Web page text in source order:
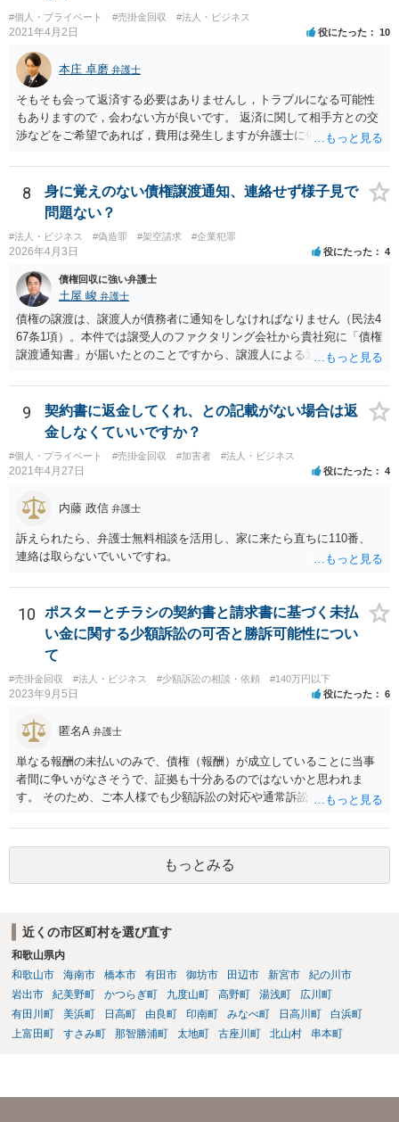
#個人・プライベート #売掛金回収 #法人・ビジネス
2021年4月2日 役にたった 10
本庄 卓磨 弁護士
そもそも会って返済する必要はありませんし，トラブルになる可能性
もありますので，会わない方が良いです。 返済に関して相手方との交
渉などをご希望であれば，費用は発生しますが弁護士に依頼すること
きますので，ご自身で対応する必要はなくなります。
8
身に覚えのない債権譲渡通知、連絡せず様子見で
問題ない？
#法人・ビジネス #偽造罪 #架空請求 #企業犯罪
2026年4月3日 役にたった 4
債権回収に強い弁護士
土屋 峻 弁護士
債権の譲渡は、譲渡人が債務者に通知をしなければなりません（民法4
67条1項）。本件では譲受人のファクタリング会社から貴社宛に「債権
譲渡通知書」が届いたとのことですから、譲渡人による通知ではない
は、当該ファクタリング会社が詐称譲受人の可能性があるとすら指摘
できるでしょう。 次に、たとえファクタリング会社からの「債権譲渡
通知書」であっても、それが譲渡人の個人事業主の委託を受けてなさ
れていた場合等であり、債務者対抗要件の問題をクリアされていたと
しても、当該ファクタリング会社が譲受債権請求訴訟を提起する場
合、譲受債権の発生原因事実を立証しなければなりません。 「譲渡人
は当社にとって全くの見知らぬ人物で、一切関係がなく、当該債権は
現在・将来ともに存在しないと断言でき」ないということであれば、
この立証の見込みが立たないでしょうから、訴訟になったとしても、
かかる点で争うべきでしょう（といっても否認すれば足りると思いま
す。）。 以上述べましたが、令和7年12月から令和11年までに発生す
る一切の債権となれば、約4年という一定の期間の将来債権譲渡とな
り、訴求されている債権の額も相当程度の金額になっていると推察し
ます。ご不安な気持ちを解消するために、法律事務所にご相談に赴く
ことを検討されても良いでしょう。
9
契約書に返金してくれ、との記載がない場合は返
金しなくていいですか？
#個人・プライベート #売掛金回収 #加害者 #法人・ビジネス
2021年4月27日 役にたった 4
内藤 政信 弁護士
訴えられたら、弁護士無料相談を活用し、家に来たら直ちに110番、
連絡は取らないでいいですね。
10
ポスターとチラシの契約書と請求書に基づく未払
い金に関する少額訴訟の可否と勝訴可能性につい
て
#売掛金回収 #法人・ビジネス #少額訴訟の相談・依頼 #140万円以下
2023年9月5日 役にたった 6
匿名A 弁護士
単なる報酬の未払いのみで、債権（報酬）が成立していることに当事
者間に争いがなさそうで、証拠も十分あるのではないかと思われま
す。 そのため、ご本人様でも少額訴訟の対応や通常訴訟に移行したと
ても相手方が任意に支払をしない場合は強制執行を行う必要がござい
ます。この辺りになってくると少し対応が難しいかなという気がして
きますので、ご本人様の負担や手間を考慮して訴訟部分から弁護士に
ご依頼いただくという選択肢も全くおかしくはありません。
もっとみる
近くの市区町村を選び直す
和歌山県内
和歌山市
海南市 橋本市 有田市 御坊市 田辺市 新宮市
紀の川市
岩出市
紀美野町 かつらぎ町 九度山町 高野町 湯浅町
広川町
有田川町
美浜町 日高町 由良町 印南町 みなべ町 日高川町
白浜町
上富田町
すさみ町 那智勝浦町 太地町 古座川町 北山村 串本町